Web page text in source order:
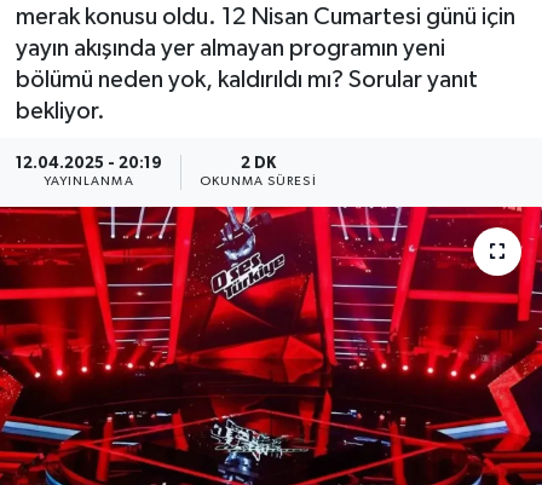
merak konusu oldu. 12 Nisan Cumartesi günü için
yayın akışında yer almayan programın yeni
bölümü neden yok, kaldırıldı mı? Sorular yanıt
bekliyor.
12.04.2025 - 20:19
YAYINLANMA
2 DK
OKUNMA SÜRESI
MAGAZİN
YEREL